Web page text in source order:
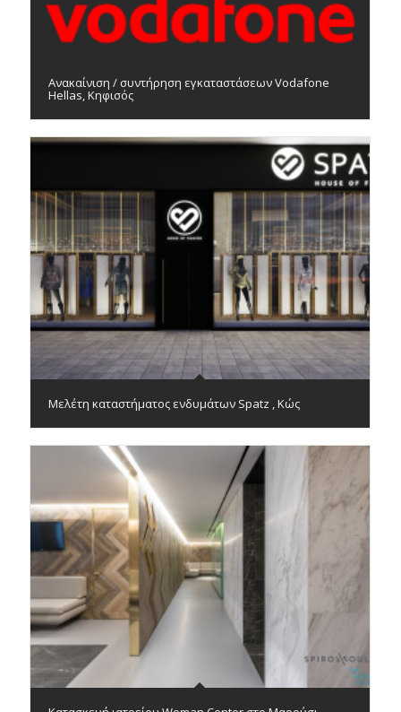
Ανακαίνιση / συντήρηση εγκαταστάσεων Vodafone
Hellas, Κηφισός
Μελέτη καταστήματος ενδυμάτων Spatz , Κώς